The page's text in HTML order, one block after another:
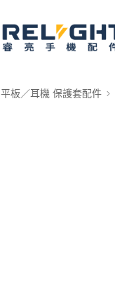
平板／耳機 保護套配件